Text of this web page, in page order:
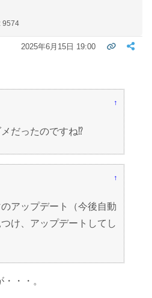
9574
2025年6月15日 19:00
↑
だったのですね⁉
↑
アップデート（今後自動
け、アップデートしてし
・・。